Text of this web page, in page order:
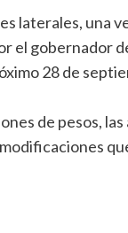
laterales, una
el gobernador
28 de
de pesos,